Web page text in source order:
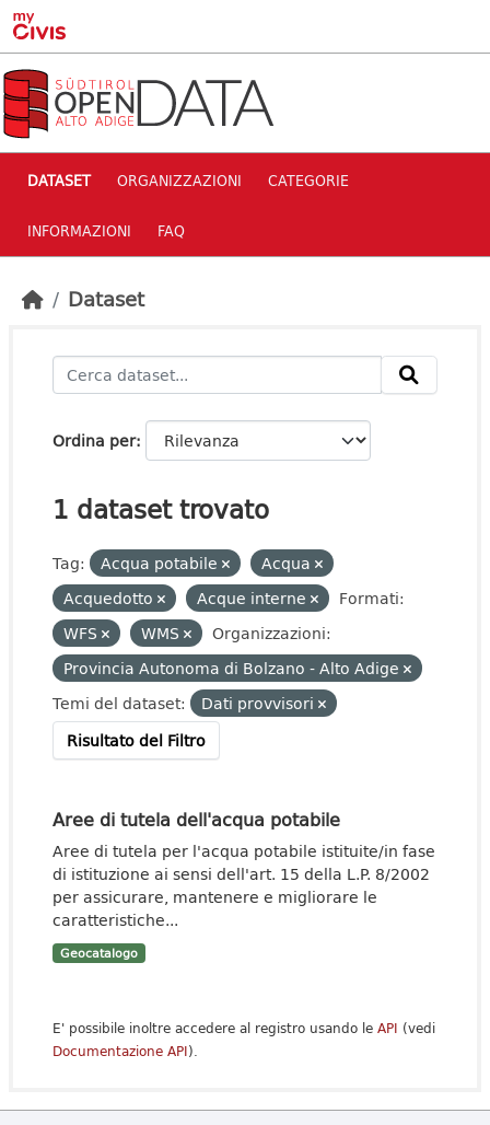
Skip to main content
DATASET ORGANIZZAZIONI CATEGORIE
INFORMAZIONI FAQ
Dataset
Ordina per
1 dataset trovato
Tag: Acqua potabile
Acqua
Acquedotto
Acque interne
Formati:
WFS
WMS
Organizzazioni:
Provincia Autonoma di Bolzano - Alto Adige
Temi del dataset:
Dati provvisori
Risultato del Filtro
Aree di tutela dell'acqua potabile
Aree di tutela per l'acqua potabile istituite/in fase
di istituzione ai sensi dell'art. 15 della L.P. 8/2002
per assicurare, mantenere e migliorare le
caratteristiche...
Geocatalogo
E' possibile inoltre accedere al registro usando le API (vedi
Documentazione API).